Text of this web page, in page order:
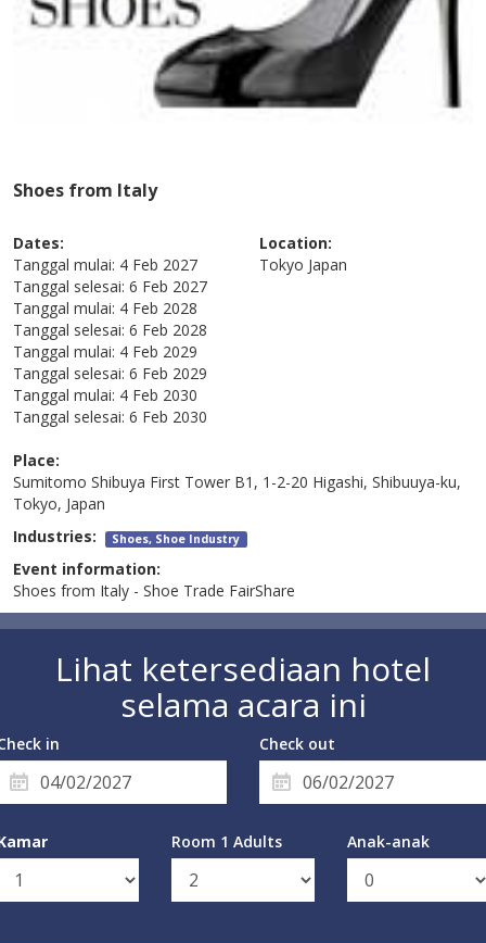
Shoes from Italy
Dates:
Tanggal mulai: 4 Feb 2027
Tanggal selesai: 6 Feb 2027
Tanggal mulai: 4 Feb 2028
Tanggal selesai: 6 Feb 2028
Tanggal mulai: 4 Feb 2029
Tanggal selesai: 6 Feb 2029
Tanggal mulai: 4 Feb 2030
Tanggal selesai: 6 Feb 2030
Location:
Tokyo Japan
Place:
Sumitomo Shibuya First Tower B1, 1-2-20 Higashi, Shibuuya-ku,
Tokyo, Japan
Industries: Shoes, Shoe Industry
Event information:
Shoes from Italy - Shoe Trade FairShare
Lihat ketersediaan hotel
selama acara ini
in Check out
Room 1 Adults Anak-anak